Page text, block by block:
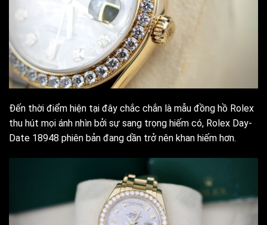
Đến thời điểm hiện tại đây chắc chắn là mẫu đồng hồ Rolex
thu hút mọi ánh nhìn bởi sự sang trọng hiếm có, Rolex Day-
Date 18948 phiên bản đang dần trở nên khan hiếm hơn.